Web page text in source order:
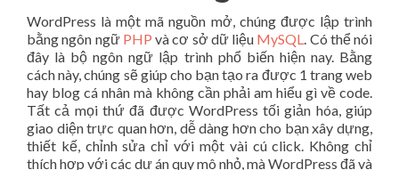
WordPress là một mã nguồn mở, chúng được lập trình
bằng ngôn ngữ PHP và cơ sở dữ liệu MySQL. Có thể nói
đây là bộ ngôn ngữ lập trình phổ biến hiện nay. Bằng
cách này, chúng sẽ giúp cho bạn tạo ra được 1 trang web
hay blog cá nhân mà không cần phải am hiểu gì về code.
Tất cả mọi thứ đã được WordPress tối giản hóa, giúp
giao diện trực quan hơn, dễ dàng hơn cho bạn xây dựng,
thiết kế, chỉnh sửa chỉ với một vài cú click. Không chỉ
thích hợp với các dự án quy mô nhỏ, mà WordPress đã và